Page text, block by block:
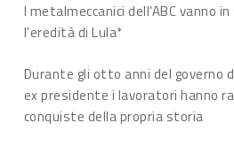
I metalmeccanici dell’ABC vanno
l’eredità di Lula*
Durante gli otto anni del governo
ex presidente i lavoratori hanno
conquiste della propria storia